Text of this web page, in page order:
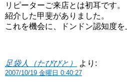
リピーターご来店とは初耳です。
紹介した甲斐がありました。
これを機会に、ドンドン認知度を
足袋人（たびびと） より:
2007/10/19 金曜日 0:40:27